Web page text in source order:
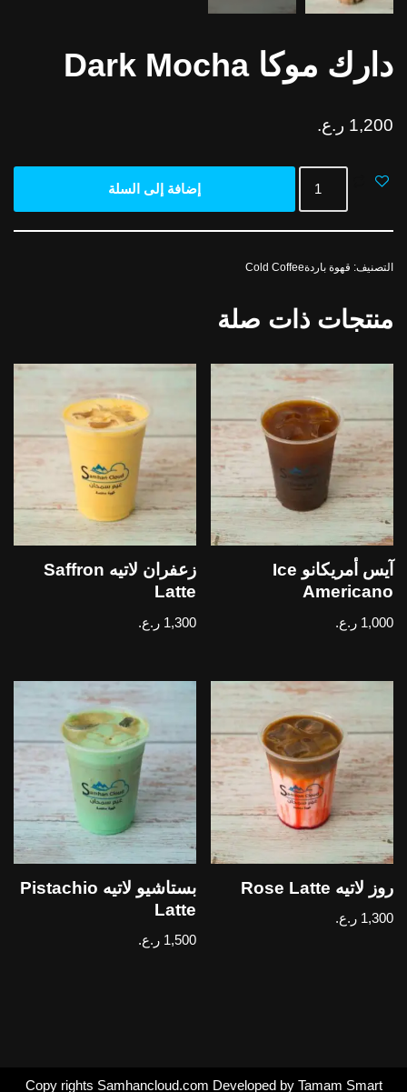
دارك موكا Dark Mocha
1,200 ر.ع.
إضافة إلى السلة
التصنيف: قهوة باردةCold Coffee
منتجات ذات صلة
آيس أمريكانو Ice
Americano
1,000 ر.ع.
زعفران لاتيه Saffron
Latte
1,300 ر.ع.
روز لاتيه Rose Latte
1,300 ر.ع.
بستاشيو لاتيه Pistachio
Latte
1,500 ر.ع.
Copy rights Samhancloud.com Developed by Tamam Smart